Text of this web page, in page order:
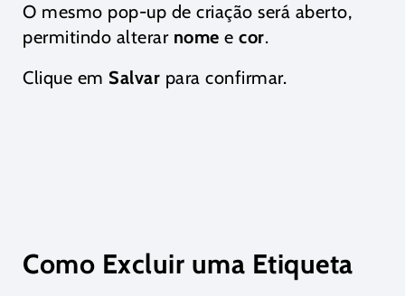
O mesmo pop-up de criação será aberto,
permitindo alterar nome e cor.
Clique em Salvar para confirmar.
Como Excluir uma Etiqueta